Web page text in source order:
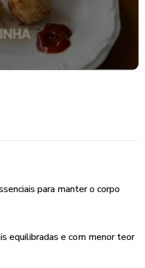
para manter o corpo
equilibradas e com menor teor